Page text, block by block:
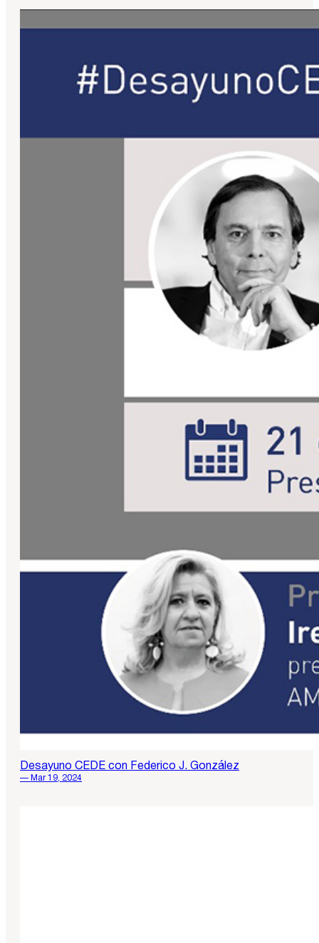
Desayuno CEDE con Federico J. González
— Mar 19, 2024